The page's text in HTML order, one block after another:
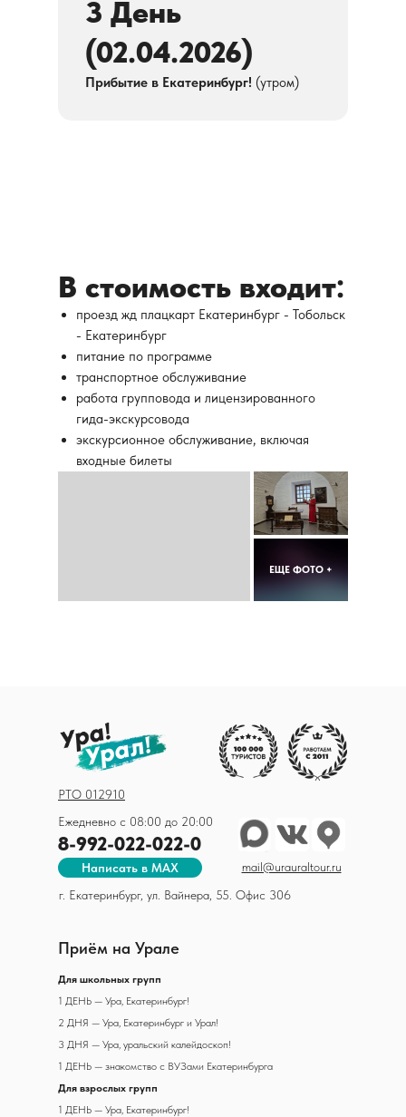
3 День
(02.04.2026)
Прибытие в Екатеринбург! (утром)
В стоимость входит:
проезд жд плацкарт Екатеринбург - Тобольск
- Екатеринбург
питание по программе
транспортное обслуживание
работа групповода и лицензированного
гида-экскурсовода
экскурсионное обслуживание, включая
входные билеты
ЕЩЕ ФОТО +
г. Екатеринбург, ул. Вайнера, 55. Офис 306
Ежедневно с 08:00 до 20:00
8-992-022-022-0
РТО 012910
Приём на Урале
Для школьных групп
1 ДЕНЬ — Ура, Екатеринбург!
2 ДНЯ — Ура, Екатеринбург и Урал!
3 ДНЯ — Ура, уральский калейдоскоп!
1 ДЕНЬ — знакомство с ВУЗами Екатеринбурга
Для взрослых групп
1 ДЕНЬ — Ура, Екатеринбург!
mail@urauraltour.ru
Написать в MAX